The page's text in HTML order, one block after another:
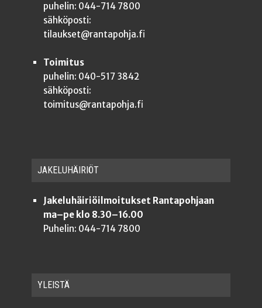
puhelin: 044-714 7800
sähköposti:
tilaukset@rantapohja.fi
Toimitus
puhelin: 040-517 3842
sähköposti:
toimitus@rantapohja.fi
JAKE­LU­HÄI­RIÖT
Jakeluhäiriöilmoitukset Rantapohjaan
ma–pe klo 8.30–16.00
Puhelin: 044-714 7800
YLEISTÄ